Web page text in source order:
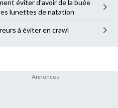
éviter d’avoir de la buée
lunettes de natation
à éviter en crawl